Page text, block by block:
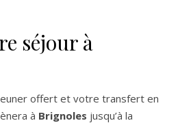
séjour à
offert et votre transfert en
à Brignoles jusqu’à la